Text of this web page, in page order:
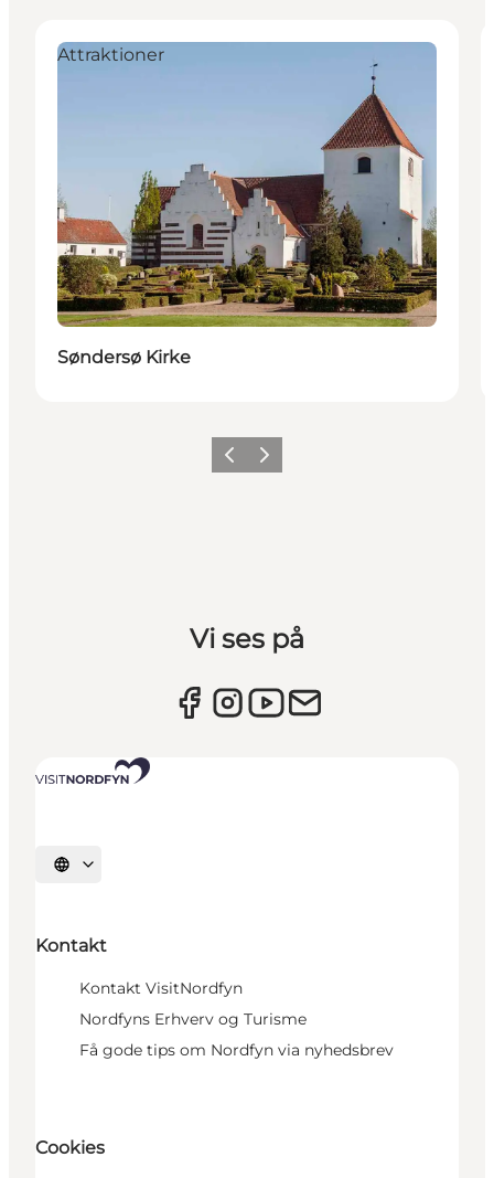
Attraktioner
Søndersø Kirke
Forrige billede
Næste billede
Vi ses på
Vælg sprog
Kontakt
Kontakt VisitNordfyn
Nordfyns Erhverv og Turisme
Få gode tips om Nordfyn via nyhedsbrev
Cookies